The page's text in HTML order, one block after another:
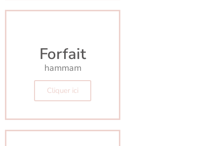
Forfait
hammam
Cliquer ici